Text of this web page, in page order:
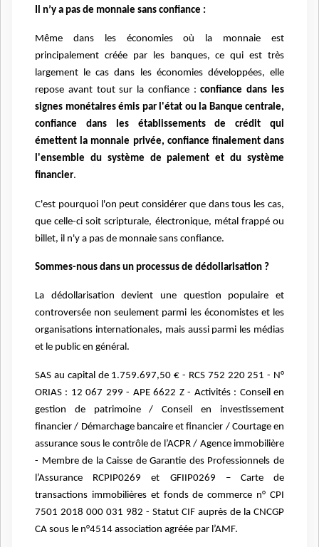
Il n’y a pas de monnaie sans confiance :
Même dans les économies où la monnaie est
principalement créée par les banques, ce qui est très
largement le cas dans les économies développées, elle
repose avant tout sur la confiance :confiance dans les
signes monétaires émis par l'état ou la Banque centrale,
confiance dans les établissements de crédit qui
émettent la monnaie privée, confiance finalement dans
l'ensemble du système de paiement et du système
financier.
C'est pourquoi l'on peut considérer que dans tous les cas,
que celle-ci soit scripturale, électronique, métal frappé ou
billet, il n'y a pas de monnaie sans confiance.
Sommes-nous dans un processus de dédollarisation ?
La dédollarisation devient une question populaire et
controversée non seulement parmi les économistes et les
organisations internationales, mais aussi parmi les médias
et le public en général.
SAS au capital de 1.759.697,50 € - RCS 752 220 251 - N°
ORIAS : 12 067 299 - APE 6622 Z - Activités : Conseil en
gestion de patrimoine / Conseil en investissement
financier / Démarchage bancaire et financier / Courtage en
assurance sous le contrôle de l’ACPR / Agence immobilière
- Membre de la Caisse de Garantie des Professionnels de
l’Assurance RCPIP0269 et GFIIP0269 – Carte de
transactions immobilières et fonds de commerce n° CPI
7501 2018 000 031 982 - Statut CIF auprès de la CNCGP
CA sous le n°4514 association agréée par l’AMF.